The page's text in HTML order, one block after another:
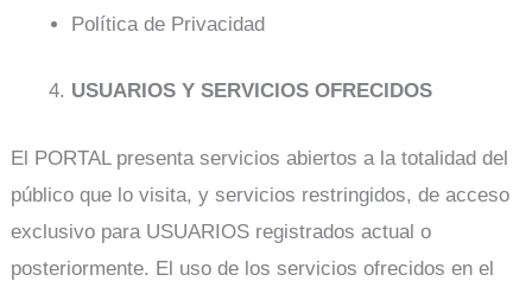
Política de Privacidad
USUARIOS Y SERVICIOS OFRECIDOS
El PORTAL presenta servicios abiertos a la totalidad del
público que lo visita, y servicios restringidos, de acceso
exclusivo para USUARIOS registrados actual o
posteriormente. El uso de los servicios ofrecidos en el